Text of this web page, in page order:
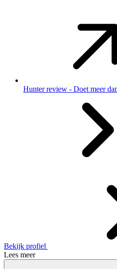
Hunter review - Doet meer
Bekijk profiel
Lees meer